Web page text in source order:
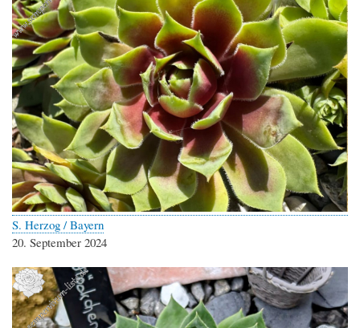
S. Herzog / Bayern
20. September 2024